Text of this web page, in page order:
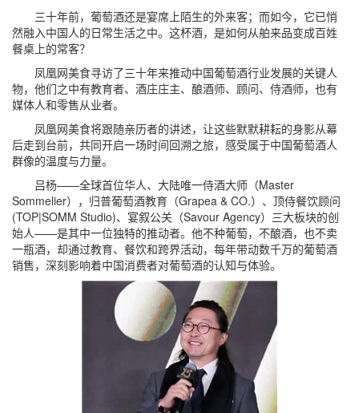
三十年前，葡萄酒还是宴席上陌生的外来客；而如今，它已悄
然融入中国人的日常生活之中。这杯酒，是如何从舶来品变成百姓
餐桌上的常客？
凤凰网美食寻访了三十年来推动中国葡萄酒行业发展的关键人
物，他们之中有教育者、酒庄庄主、酿酒师、顾问、侍酒师，也有
媒体人和零售从业者。
凤凰网美食将跟随亲历者的讲述，让这些默默耕耘的身影从幕
后走到台前，共同开启一场时间回溯之旅，感受属于中国葡萄酒人
群像的温度与力量。
吕杨——全球首位华人、大陆唯一侍酒大师（Master
Sommelier），归普葡萄酒教育（Grapea & CO.）、顶侍餐饮顾问
(TOP|SOMM Studio)、宴叙公关（Savour Agency）三大板块的创
始人——是其中一位独特的推动者。他不种葡萄，不酿酒，也不卖
一瓶酒，却通过教育、餐饮和跨界活动，每年带动数千万的葡萄酒
销售，深刻影响着中国消费者对葡萄酒的认知与体验。